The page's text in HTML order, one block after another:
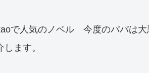
で人気のノベル 今度のパパは
ます。